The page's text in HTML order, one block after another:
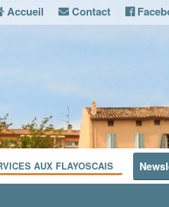
Accueil Contact
AUX FLAYOSCAIS